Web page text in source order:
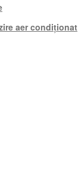
aer condiționat